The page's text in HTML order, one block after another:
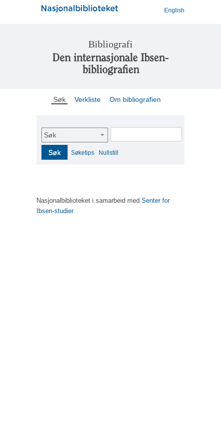
English
Bibliografi
Den internasjonale Ibsen-
bibliografien
Søk Verkliste Om bibliografien
Søk
Søk Søketips Nullstill
Nasjonalbiblioteket i samarbeid med Senter for
Ibsen-studier